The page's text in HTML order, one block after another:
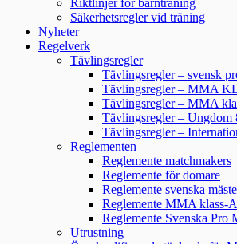
Riktlinjer för barnträning
Säkerhetsregler vid träning
Nyheter
Regelverk
Tävlingsregler
Tävlingsregler – svensk
Tävlingsregler – MMA
Tävlingsregler – MMA
Tävlingsregler – Ungdom
Tävlingsregler –
Reglementen
Reglemente matchmakers
Reglemente för domare
Reglemente svenska
Reglemente MMA
Reglemente Svenska Pro
Utrustning